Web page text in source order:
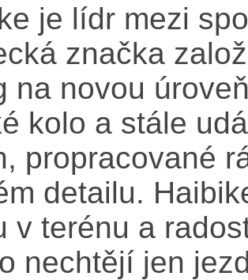
je lídr mezi
značka
na novou
kolo a stále
propracované
detailu.
v terénu a
nechtějí jen